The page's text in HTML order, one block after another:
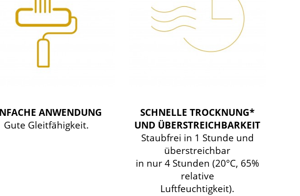
ANWENDUNG
Gute Gleitfähigkeit.
SCHNELLE TROCKNUNG*
UND ÜBERSTREICHBARKEIT
Staubfrei in 1 Stunde und
überstreichbar
in nur 4 Stunden (20°C, 65%
relative
Luftfeuchtigkeit).